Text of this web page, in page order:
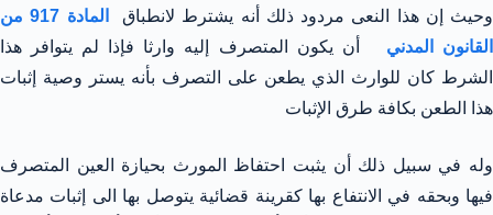
وحيث إن هذا النعى مردود ذلك أنه يشترط لانطباق
المادة 917 من
القانون المدني
أن يكون المتصرف إليه وارثا فإذا لم يتوافر هذا
الشرط كان للوارث الذي يطعن على التصرف بأنه يستر وصية إثبات
هذا الطعن بكافة طرق الإثبات
وله في سبيل ذلك أن يثبت احتفاظ المورث بحيازة العين المتصرف
فيها وبحقه في الانتفاع بها كقرينة قضائية يتوصل بها الى إثبات مدعاة